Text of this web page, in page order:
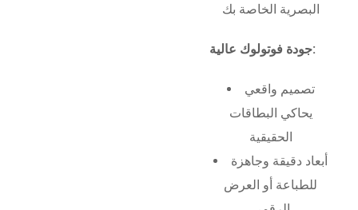
البصرية الخاصة بك
جودة فوتولوك عالية:
تصميم واقعي
يحاكي البطاقات
الحقيقية
أبعاد دقيقة وجاهزة
للطباعة أو العرض